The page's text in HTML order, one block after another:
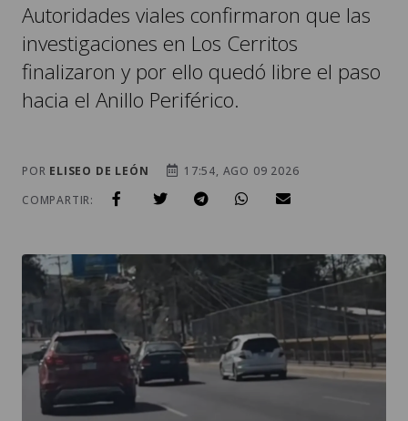
Autoridades viales confirmaron que las
investigaciones en Los Cerritos
finalizaron y por ello quedó libre el paso
hacia el Anillo Periférico.
POR ELISEO DE LEÓN
17:54, AGO 09 2026
COMPARTIR: